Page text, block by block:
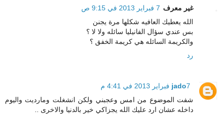
غير معرف 7 فبراير 2013 في 9:15 ص
الله يعطيك العافيه شكلها مرة يجنن
بس عندي سؤال الفانيليا سائله ولا لا ؟
والكريمة السائله هي كريمة الخفق ؟
رد
jado7 فبراير 2013 في 4:41 م
شفت الموضوع من امس وعجبني ولكن انشغلت ومارديت واليوم
داخله عشان ارد عليك الله يجزاكي خير بالدنيا والاخرى ..